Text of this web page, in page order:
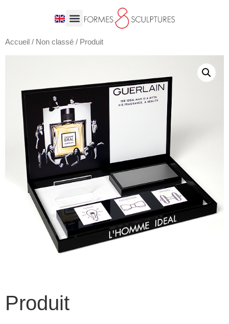
Accueil / Non classé / Produit
Produit